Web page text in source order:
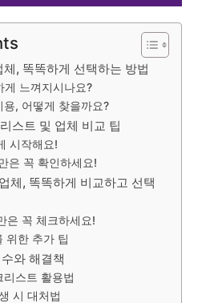
, 똑똑하게 선택하는 방법
게 느껴지시나요?
용, 어떻게 찾을까요?
스트 및 업체 비교 팁
시작해요!
은 꼭 확인하세요!
체, 똑똑하게 비교하고 선택
은 꼭 체크하세요!
위한 추가 팁
와 해결책
스트 활용법
시 대처법